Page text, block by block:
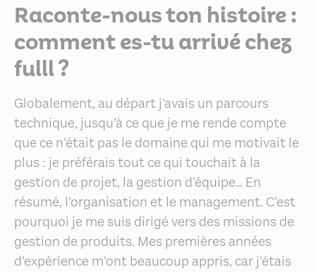
Raconte-nous ton histoire :
comment es-tu arrivé chez
fulll ?
Globalement, au départ j’avais un parcours
technique, jusqu’à ce que je me rende compte
que ce n’était pas le domaine qui me motivait le
plus : je préférais tout ce qui touchait à la
gestion de projet, la gestion d’équipe… En
résumé, l’organisation et le management. C’est
pourquoi je me suis dirigé vers des missions de
gestion de produits. Mes premières années
d’expérience m’ont beaucoup appris, car j’étais